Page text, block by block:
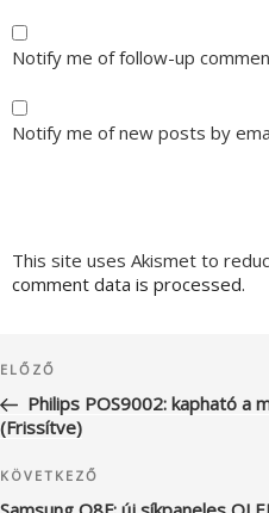
Notify me of follow-up
Notify me of new posts by
This site uses Akismet to
comment data is processed.
navigáció
Korábbi
bejegyzés
ELŐZŐ
Philips POS9002: kapható a
(Frissítve)
Következő
bejegyzés
KÖVETKEZŐ